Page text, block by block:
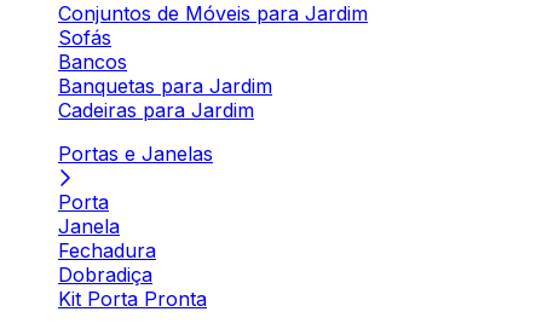
Conjuntos de Móveis para Jardim
Sofás
Bancos
Banquetas para Jardim
Cadeiras para Jardim
Portas e Janelas
Porta
Janela
Fechadura
Dobradiça
Kit Porta Pronta